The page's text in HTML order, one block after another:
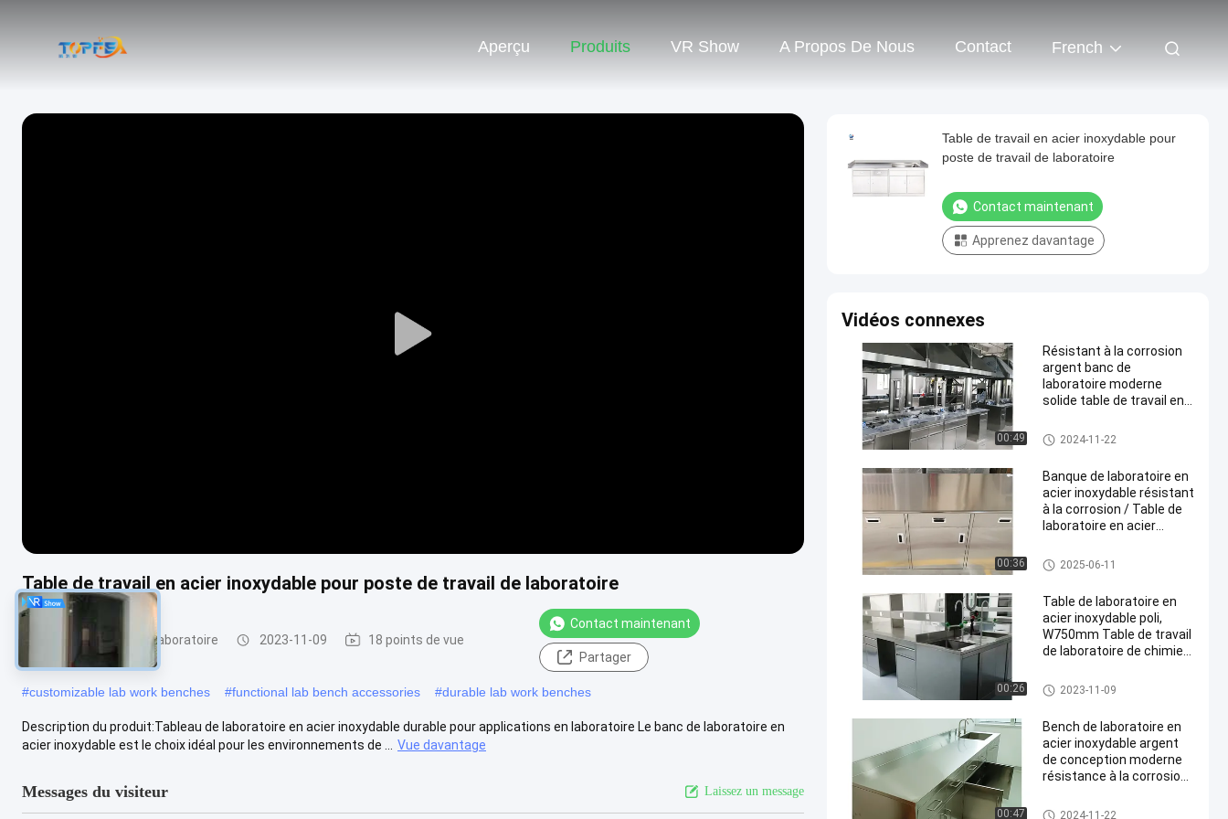
Aperçu Produits VR Show A Propos De Nous Contact French
Play
Table de travail en acier inoxydable pour poste de travail de laboratoire
Bancs de travail de laboratoire 2023-11-09 18 points de vue
Contact maintenant
Partager
#customizable lab work benches #functional lab bench accessories #durable lab work benches
Description du produit:Tableau de laboratoire en acier inoxydable durable pour applications en laboratoire Le banc de laboratoire en
acier inoxydable est le choix idéal pour les environnements de ...
Vue davantage
Messages du visiteur Laissez un message
Table de travail en acier inoxydable pour
poste de travail de laboratoire
Contact maintenant
Apprenez davantage
Vidéos connexes
00:49
Résistant à la corrosion
argent banc de
laboratoire moderne
solide table de travail en
Stainless Steel Lab Bench
2024-11-22
00:36
Banque de laboratoire en
acier inoxydable résistant
à la corrosion / Table de
laboratoire en acier
Stainless Steel Lab Bench
2025-06-11
00:26
Table de laboratoire en
acier inoxydable poli,
W750mm Table de travail
de laboratoire de chimie
Stainless Steel Lab Bench
2023-11-09
00:47
Bench de laboratoire en
acier inoxydable argent
de conception moderne
résistance à la corrosion
recherche
Stainless Steel Lab Bench
2024-11-22